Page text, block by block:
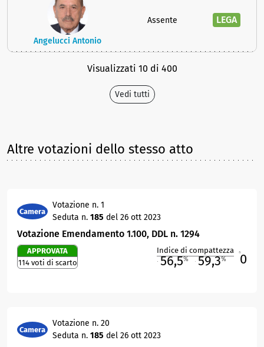
Angelucci Antonio
Assente LEGA
Visualizzati 10 di 400
Vedi tutti
Altre votazioni dello stesso atto
Camera
Votazione n. 1
Seduta n. 185 del 26 ott 2023
Votazione Emendamento 1.100, DDL n. 1294
APPROVATA
114 voti di scarto
Indice di compattezza
56,5% 59,3% 0
Camera
Votazione n. 20
Seduta n. 185 del 26 ott 2023